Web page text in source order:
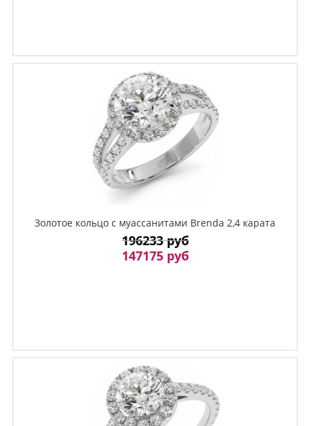
Золотое кольцо с муассанитами Brenda 2,4 карата
196233 руб
147175 руб